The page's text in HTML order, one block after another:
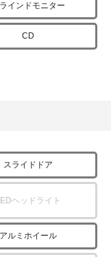
インドモニター
CD
スライドドア
ヘッドライト
アルミホイール